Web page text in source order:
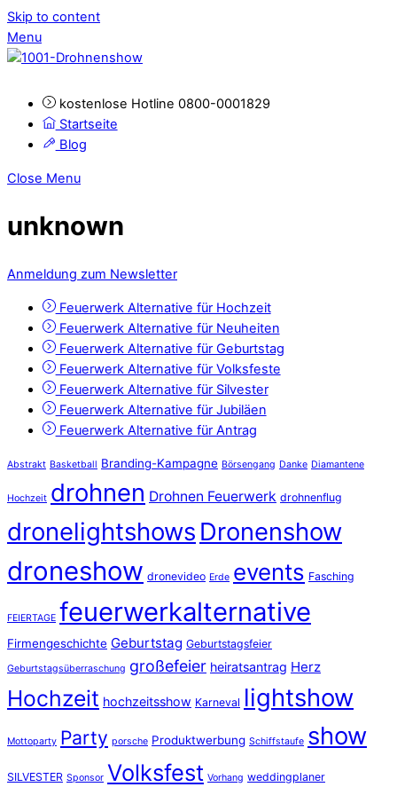
Skip to content
Menu
kostenlose Hotline 0800-0001829
Startseite
Blog
Close Menu
unknown
Anmeldung zum Newsletter
Feuerwerk Alternative für Hochzeit
Feuerwerk Alternative für Neuheiten
Feuerwerk Alternative für Geburtstag
Feuerwerk Alternative für Volksfeste
Feuerwerk Alternative für Silvester
Feuerwerk Alternative für Jubiläen
Feuerwerk Alternative für Antrag
Abstrakt Basketball Branding-Kampagne Börsengang Danke Diamantene
Hochzeit drohnen Drohnen Feuerwerk drohnenflug
dronelightshows Dronenshow
droneshow dronevideo Erde events Fasching
FEIERTAGE feuerwerkalternative
Firmengeschichte Geburtstag Geburtstagsfeier
Geburtstagsüberraschung großefeier heiratsantrag Herz
Hochzeit hochzeitsshow Karneval lightshow
Mottoparty Party porsche Produktwerbung Schiffstaufe show
SILVESTER Sponsor Volksfest Vorhang weddingplaner